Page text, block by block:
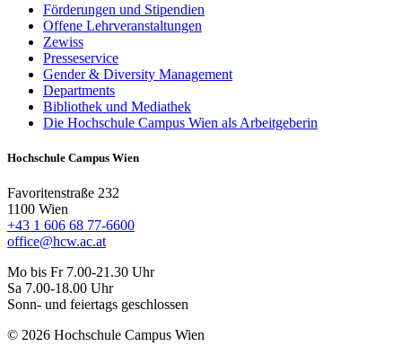
Förderungen und Stipendien
Offene Lehrveranstaltungen
Zewiss
Presseservice
Gender & Diversity Management
Departments
Bibliothek und Mediathek
Die Hochschule Campus Wien als Arbeitgeberin
Hochschule Campus Wien
Favoritenstraße 232
1100 Wien
+43 1 606 68 77-6600
office@hcw.ac.at
Mo bis Fr 7.00-21.30 Uhr
Sa 7.00-18.00 Uhr
Sonn- und feiertags geschlossen
© 2026 Hochschule Campus Wien